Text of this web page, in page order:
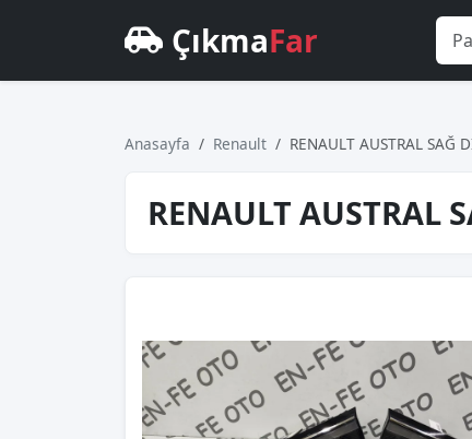
ÇıkmaFar
Anasayfa Renault RENAULT AUSTRAL SAĞ
RENAULT AUSTRAL